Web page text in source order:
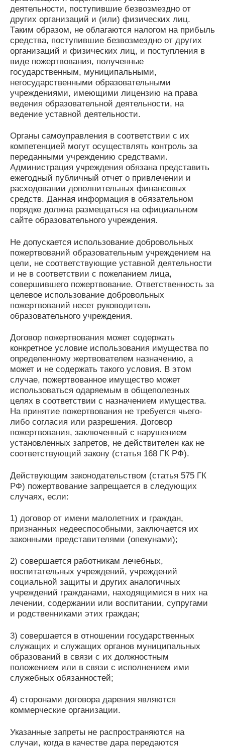
деятельности, поступившие безвозмездно от
других организаций и (или) физических лиц.
Таким образом, не облагаются налогом на прибыль
средства, поступившие безвозмездно от других
организаций и физических лиц, и поступления в
виде пожертвования, полученные
государственным, муниципальными,
негосударственными образовательными
учреждениями, имеющими лицензию на права
ведения образовательной деятельности, на
ведение уставной деятельности.
Органы самоуправления в соответствии с их
компетенцией могут осуществлять контроль за
переданными учреждению средствами.
Администрация учреждения обязана представить
ежегодный публичный отчет о привлечении и
расходовании дополнительных финансовых
средств. Данная информация в обязательном
порядке должна размещаться на официальном
сайте образовательного учреждения.
Не допускается использование добровольных
пожертвований образовательным учреждением на
цели, не соответствующие уставной деятельности
и не в соответствии с пожеланием лица,
совершившего пожертвование. Ответственность за
целевое использование добровольных
пожертвований несет руководитель
образовательного учреждения.
Договор пожертвования может содержать
конкретное условие использования имущества по
определенному жертвователем назначению, а
может и не содержать такого условия. В этом
случае, пожертвованное имущество может
использоваться одаряемым в общеполезных
целях в соответствии с назначением имущества.
На принятие пожертвования не требуется чьего-
либо согласия или разрешения. Договор
пожертвования, заключенный с нарушением
установленных запретов, не действителен как не
соответствующий закону (статья 168 ГК РФ).
Действующим законодательством (статья 575 ГК
РФ) пожертвование запрещается в следующих
случаях, если:
1) договор от имени малолетних и граждан,
признанных недееспособными, заключается их
законными представителями (опекунами);
2) совершается работникам лечебных,
воспитательных учреждений, учреждений
социальной защиты и других аналогичных
учреждений гражданами, находящимися в них на
лечении, содержании или воспитании, супругами
и родственниками этих граждан;
3) совершается в отношении государственных
служащих и служащих органов муниципальных
образований в связи с их должностным
положением или в связи с исполнением ими
служебных обязанностей;
4) сторонами договора дарения являются
коммерческие организации.
Указанные запреты не распространяются на
случаи, когда в качестве дара передаются